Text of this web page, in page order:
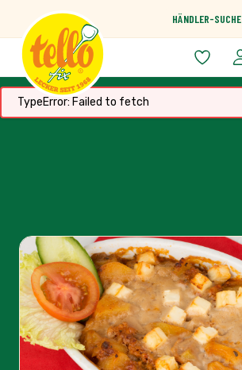
HÄNDLER-SUCHE
TypeError: Failed to fetch